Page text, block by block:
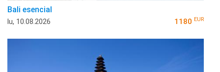
Bali esencial
lu, 10.08.2026 1180 EUR